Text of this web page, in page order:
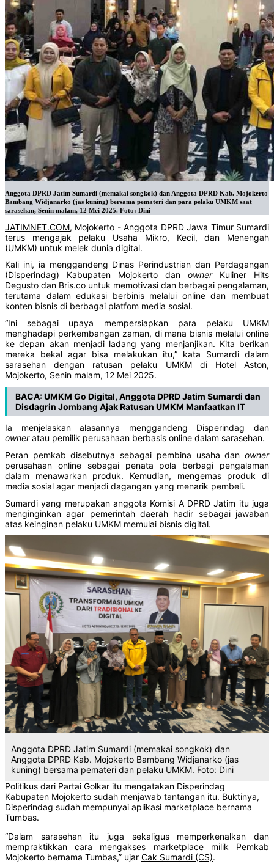
Anggota DPRD Jatim Sumardi (memakai songkok) dan Anggota DPRD Kab. Mojokerto
Bambang Widjanarko (jas kuning) bersama pemateri dan para pelaku UMKM saat
sarasehan, Senin malam, 12 Mei 2025. Foto: Dini
JATIMNET.COM, Mojokerto - Anggota DPRD Jawa Timur Sumardi
terus mengajak pelaku Usaha Mikro, Kecil, dan Menengah
(UMKM) untuk melek dunia digital.
Kali ini, ia menggandeng Dinas Perindustrian dan Perdagangan
(Disperindag) Kabupaten Mojokerto dan owner Kuliner Hits
Degusto dan Bris.co untuk memotivasi dan berbagai pengalaman,
terutama dalam edukasi berbinis melalui online dan membuat
konten bisnis di berbagai platfom media sosial.
“Ini sebagai upaya mempersiapkan para pelaku UMKM
menghadapi perkembangan zaman, di mana bisnis melalui online
ke depan akan menjadi ladang yang menjanjikan. Kita berikan
mereka bekal agar bisa melakukan itu,” kata Sumardi dalam
sarasehan dengan ratusan pelaku UMKM di Hotel Aston,
Mojokerto, Senin malam, 12 Mei 2025.
BACA:UMKM Go Digital, Anggota DPRD Jatim Sumardi dan
Disdagrin Jombang Ajak Ratusan UMKM Manfaatkan IT
Ia menjelaskan alasannya menggandeng Disperindag dan
owneratau pemilik perusahaan berbasis online dalam sarasehan.
Peran pemkab disebutnya sebagai pembina usaha dan owner
perusahaan online sebagai penata pola berbagi pengalaman
dalam menawarkan produk. Kemudian, mengemas produk di
media sosial agar menjadi dagangan yang menarik pembeli.
Sumardi yang merupakan anggota Komisi A DPRD Jatim itu juga
menginginkan agar pemerintah daerah hadir sebagai jawaban
atas keinginan pelaku UMKM memulai bisnis digital.
Anggota DPRD Jatim Sumardi (memakai songkok) dan
Anggota DPRD Kab. Mojokerto Bambang Widjanarko (jas
kuning) bersama pemateri dan pelaku UMKM. Foto: Dini
Politikus dari Partai Golkar itu mengatakan Disperindag
Kabupaten Mojokerto sudah menjawab tantangan itu. Buktinya,
Disperindag sudah mempunyai aplikasi marketplace bernama
Tumbas.
“Dalam sarasehan itu juga sekaligus memperkenalkan dan
mempraktikkan cara mengakses marketplace milik Pemkab
Mojokerto bernama Tumbas,” ujar Cak Sumardi (CS).